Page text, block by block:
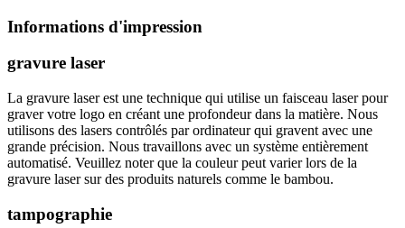
Informations d'impression
gravure laser
La gravure laser est une technique qui utilise un faisceau laser pour
graver votre logo en créant une profondeur dans la matière. Nous
utilisons des lasers contrôlés par ordinateur qui gravent avec une
grande précision. Nous travaillons avec un système entièrement
automatisé. Veuillez noter que la couleur peut varier lors de la
gravure laser sur des produits naturels comme le bambou.
tampographie